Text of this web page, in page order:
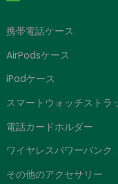
携帯電話ケース
AirPodsケース
iPadケース
スマートウォッチストラ
電話カードホルダー
ワイヤレスパワーバンク
その他のアクセサリー